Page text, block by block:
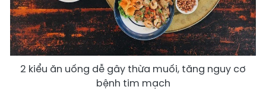
2 kiểu ăn uống dễ gây thừa muối, tăng nguy cơ
bệnh tim mạch